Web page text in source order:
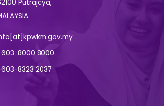
Putrajaya,
8000 8000
8323 2037